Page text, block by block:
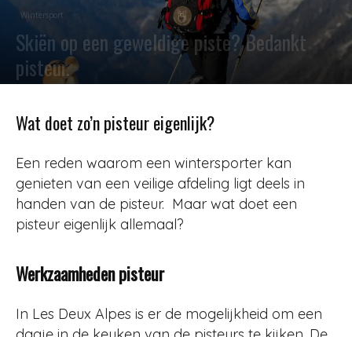
Wintersport
Skiën op een geweldige piste? Bedankt
pisteur.
Wat doet zo’n pisteur eigenlijk?
Een reden waarom een wintersporter kan
genieten van een veilige afdeling ligt deels in
handen van de pisteur. Maar wat doet een
pisteur eigenlijk allemaal?
Werkzaamheden pisteur
In Les Deux Alpes is er de mogelijkheid om een